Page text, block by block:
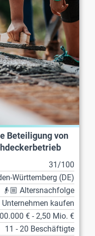
Beteiligung von
31/100
Württemberg (DE)
👴🏼 Altersnachfolge
Unternehmen kaufen
€ - 2,50 Mio. €
11 - 20 Beschäftigte